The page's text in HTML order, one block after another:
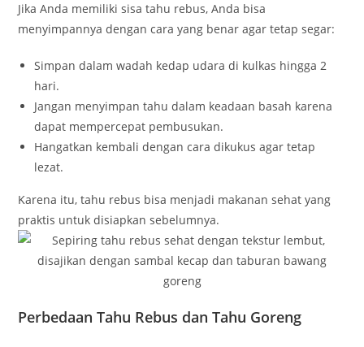
Jika Anda memiliki sisa tahu rebus, Anda bisa
menyimpannya dengan cara yang benar agar tetap segar:
Simpan dalam wadah kedap udara di kulkas hingga 2
hari.
Jangan menyimpan tahu dalam keadaan basah karena
dapat mempercepat pembusukan.
Hangatkan kembali dengan cara dikukus agar tetap
lezat.
Karena itu, tahu rebus bisa menjadi makanan sehat yang
praktis untuk disiapkan sebelumnya.
Perbedaan Tahu Rebus dan Tahu Goreng